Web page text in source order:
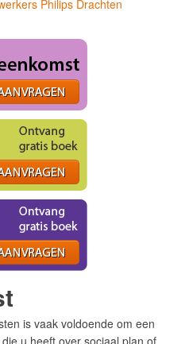
Philips Drachten
is vaak voldoende om een
u heeft over sociaal plan of